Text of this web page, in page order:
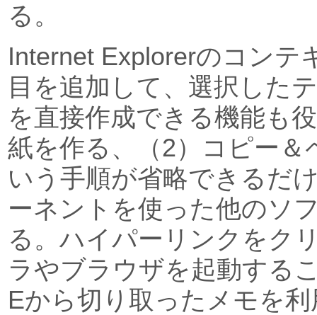
る。
Internet Explorerのコンテ
目を追加して、選択した
を直接作成できる機能も
紙を作る、（2）コピー＆
いう手順が省略できるだ
ーネントを使った他のソ
る。ハイパーリンクをク
ラやブラウザを起動する
Eから切り取ったメモを